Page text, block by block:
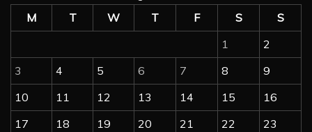
M
T W T F S
S
1
2
3
4 5 6 7 8
9
10
11 12 13 14 15
16
17
18 19 20 21 22
23